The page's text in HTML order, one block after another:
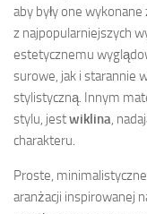
aby były one
z najpopularniejszych
estetycznemu
surowe, jak i starannie
stylistyczną. Innym
stylu, jestwiklina,
charakteru.
Proste,
aranżacji inspirowanej